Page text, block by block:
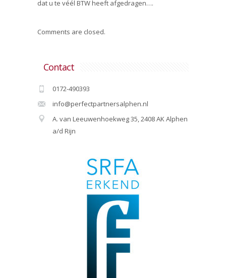
dat u te véél BTW heeft afgedragen….
Comments are closed.
Contact
0172-490393
info@perfectpartnersalphen.nl
A. van Leeuwenhoekweg 35, 2408 AK Alphen
a/d Rijn